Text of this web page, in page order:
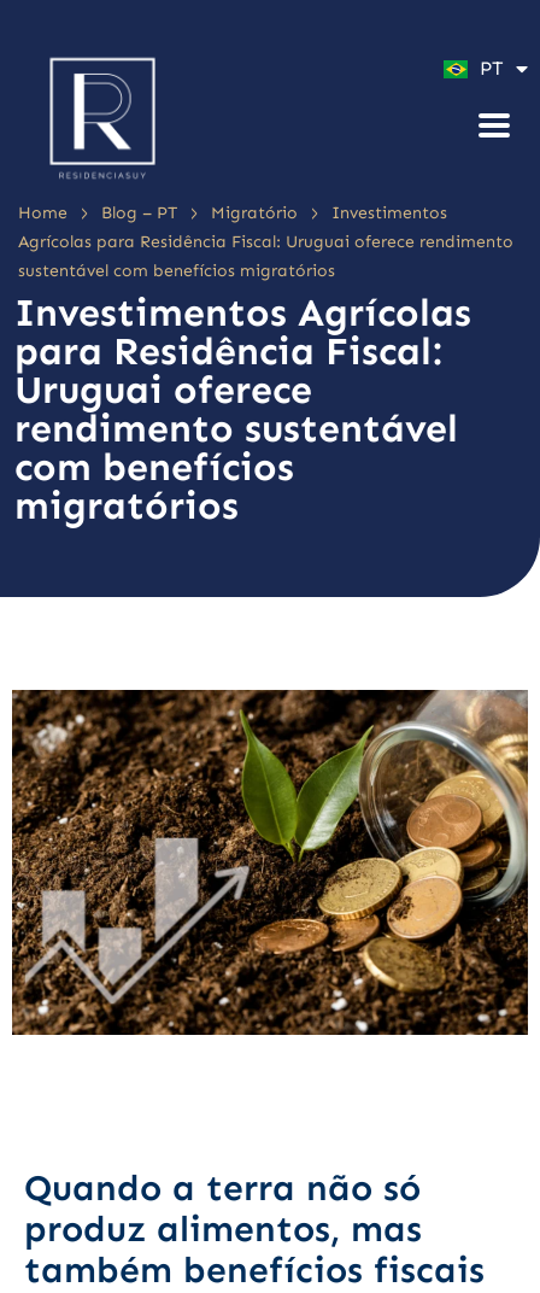
PT
EN
Home > Blog – PT > Migratório >
Investimentos
Agrícolas para Residência Fiscal: Uruguai oferece rendimento
sustentável com benefícios migratórios
Investimentos Agrícolas
para Residência Fiscal:
Uruguai oferece
rendimento sustentável
com benefícios
migratórios
Quando a terra não só
produz alimentos, mas
também benefícios fiscais